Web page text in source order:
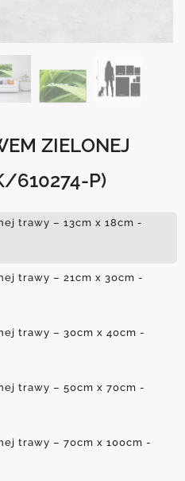
ZIELONEJ
610274-P)
trawy – 13cm x 18cm -
trawy – 21cm x 30cm -
trawy – 30cm x 40cm -
trawy – 50cm x 70cm -
trawy – 70cm x 100cm -